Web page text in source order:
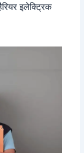
इलेक्ट्रिक